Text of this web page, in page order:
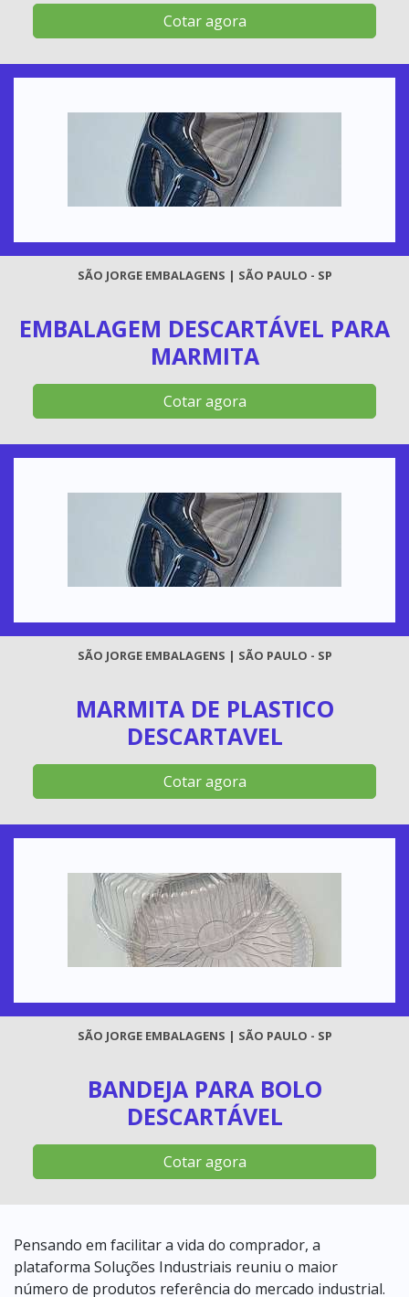
Cotar agora
SÃO JORGE EMBALAGENS | SÃO PAULO - SP
EMBALAGEM DESCARTÁVEL PARA
MARMITA
Cotar agora
SÃO JORGE EMBALAGENS | SÃO PAULO - SP
MARMITA DE PLASTICO
DESCARTAVEL
Cotar agora
SÃO JORGE EMBALAGENS | SÃO PAULO - SP
BANDEJA PARA BOLO
DESCARTÁVEL
Cotar agora
Pensando em facilitar a vida do comprador, a
plataforma Soluções Industriais reuniu o maior
número de produtos referência do mercado industrial.